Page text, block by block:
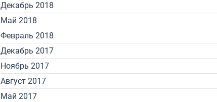
Декабрь 2018
Май 2018
Февраль 2018
Декабрь 2017
Ноябрь 2017
Август 2017
Май 2017